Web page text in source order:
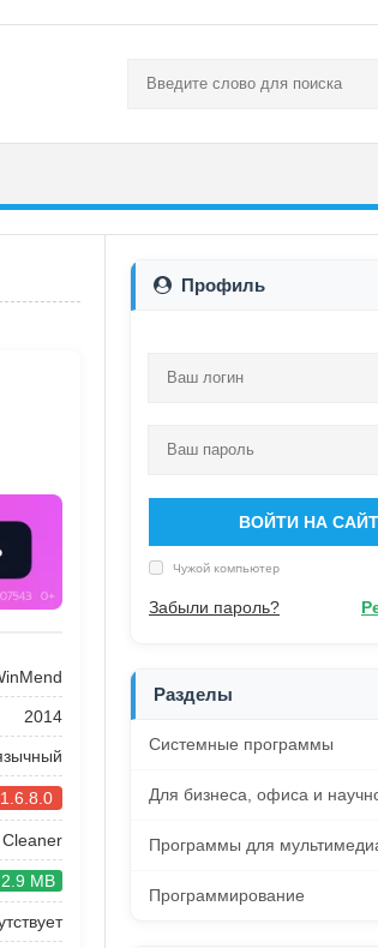
2014
2.9 MB
Профиль
ВОЙТИ НА САЙТ
Чужой компьютер
Забыли пароль?
Разделы
Системные программы
Для бизнеса, офиса и
Программы для
Программирование